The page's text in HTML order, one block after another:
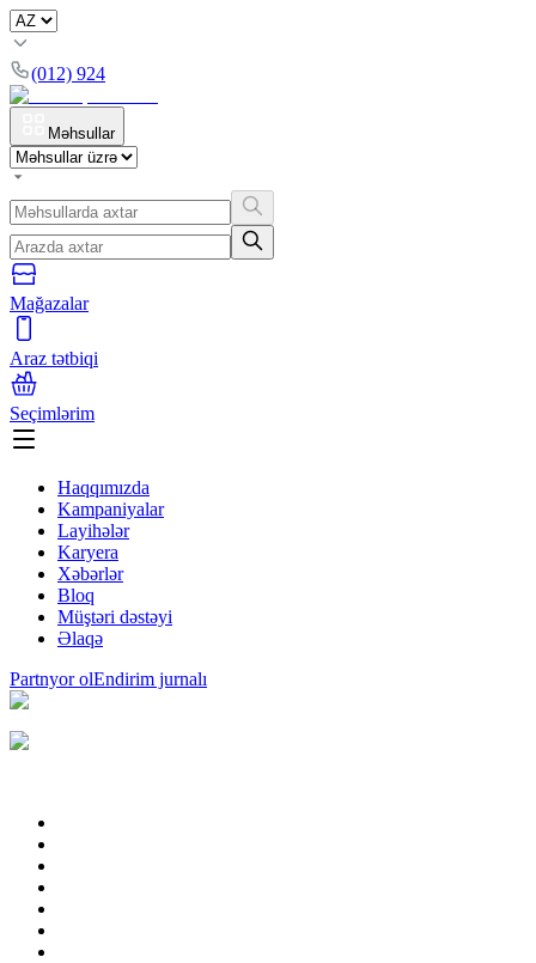
(012) 924
Məhsullar
Mağazalar
Araz tətbiqi
Seçimlərim
Haqqımızda
Kampaniyalar
Layihələr
Karyera
Xəbərlər
Bloq
Müştəri dəstəyi
Əlaqə
Partnyor olEndirim jurnalı